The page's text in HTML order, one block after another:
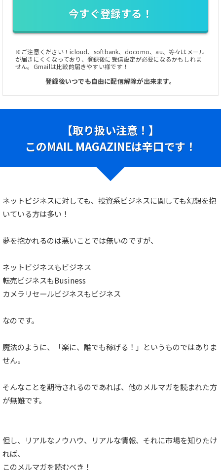
今すぐ登録する！
※ご注意ください！icloud、softbank、docomo、au、等々はメール
が届きにくくなっており、登録後に受信設定が必要になるかもしれま
せん。Gmailは比較的届きやすい様です！
登録後いつでも自由に配信解除が出来ます。
【取り扱い注意！】
このMAIL MAGAZINEは辛口です！
ネットビジネスに対しても、投資系ビジネスに関しても幻想を抱
いている方は多い！
夢を抱かれるのは悪いことでは無いのですが、
ネットビジネスもビジネス
転売ビジネスもBusiness
カメラリセールビジネスもビジネス
なのです。
魔法のように、「楽に、誰でも稼げる！」というものではありま
せん。
そんなことを期待されるのであれば、他のメルマガを読まれた方
が無難です。
但し、リアルなノウハウ、リアルな情報、それに市場を知りたけ
れば、
このメルマガを読むべき！